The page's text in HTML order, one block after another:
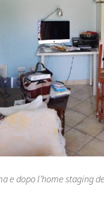
e dopo l’home staging